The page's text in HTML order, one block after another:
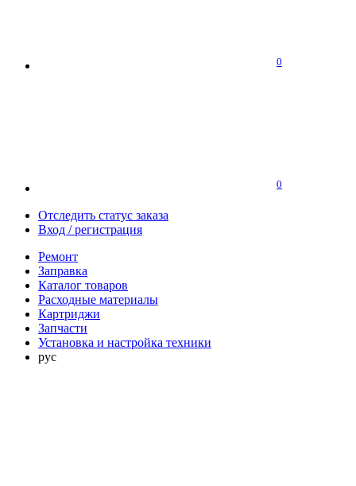
0
0
Отследить статус заказа
Вход / регистрация
Ремонт
Заправка
Каталог товаров
Расходные материалы
Картриджи
Запчасти
Установка и настройка техники
рус